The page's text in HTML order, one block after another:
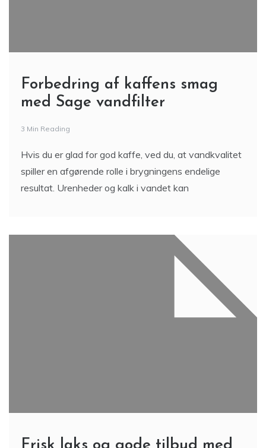
Forbedring af kaffens smag
med Sage vandfilter
3 Min Reading
Hvis du er glad for god kaffe, ved du, at vandkvalitet
spiller en afgørende rolle i brygningens endelige
resultat. Urenheder og kalk i vandet kan